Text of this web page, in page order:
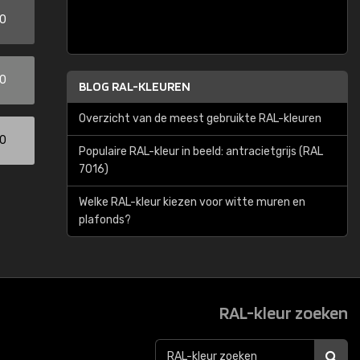
BLOG RAL-KLEUREN
Overzicht van de meest gebruikte RAL-kleuren
Populaire RAL-kleur in beeld: antracietgrijs (RAL
7016)
Welke RAL-kleur kiezen voor witte muren en
plafonds?
RAL-kleur zoeken